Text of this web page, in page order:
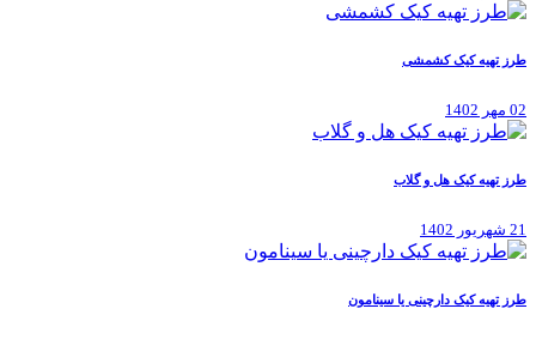
طرز تهیه کیک کشمشی
02 مهر 1402
طرز تهیه کیک هل و گلاب
21 شهریور 1402
طرز تهیه کیک دارچینی یا سینامون